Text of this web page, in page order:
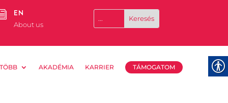
EN
About us
AKADÉMIA KARRIER TÁMOGATOM